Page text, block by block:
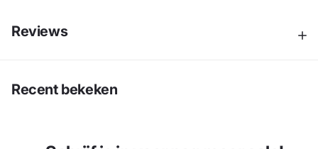
Reviews
Recent bekeken